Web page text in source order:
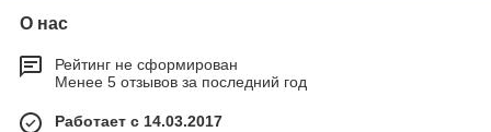
О нас
Рейтинг не сформирован
Менее 5 отзывов за последний год
Работает с 14.03.2017